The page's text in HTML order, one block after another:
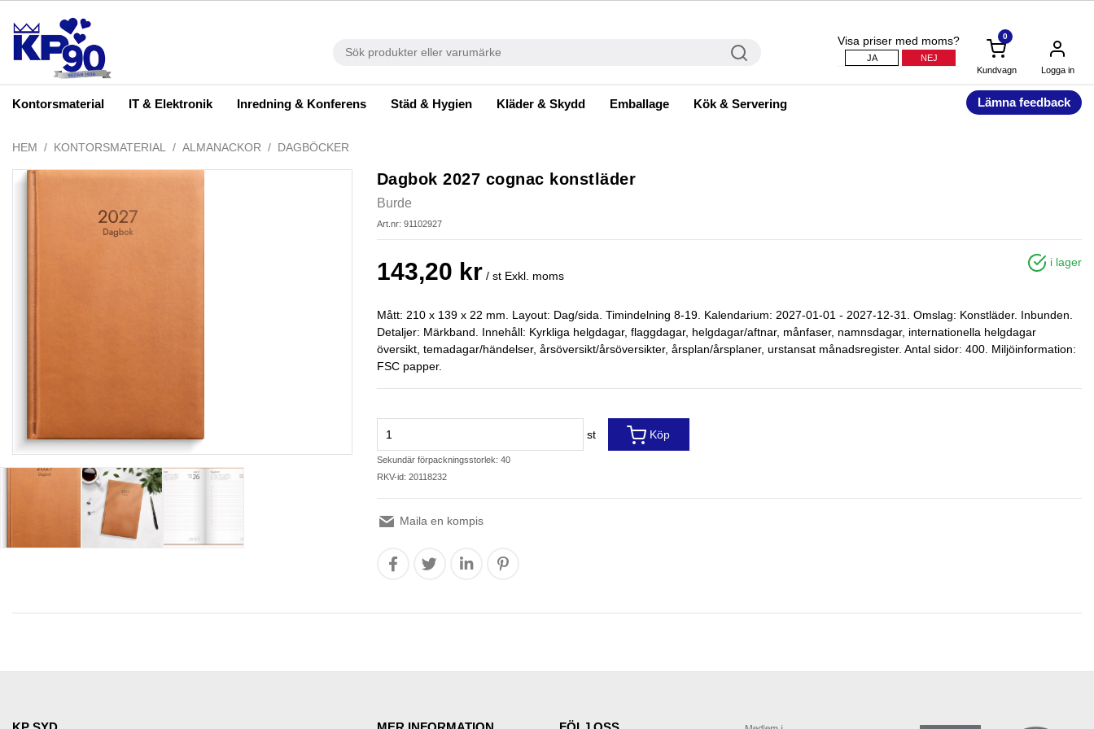
Visa priser med moms?
JA NEJ
0
Kundvagn Logga in
Kontorsmaterial IT & Elektronik Inredning & Konferens Städ & Hygien Kläder & Skydd Emballage Kök & Servering Lämna feedback
HEM KONTORSMATERIAL ALMANACKOR DAGBÖCKER
Dagbok 2027 cognac konstläder
Burde
Art.nr: 91102927
143,20 kr / st Exkl. moms
i lager
Mått: 210 x 139 x 22 mm. Layout: Dag/sida. Timindelning 8-19. Kalendarium: 2027-01-01 - 2027-12-31. Omslag: Konstläder. Inbunden.
Detaljer: Märkband. Innehåll: Kyrkliga helgdagar, flaggdagar, helgdagar/aftnar, månfaser, namnsdagar, internationella helgdagar
översikt, temadagar/händelser, årsöversikt/årsöversikter, årsplan/årsplaner, urstansat månadsregister. Antal sidor: 400. Miljöinformation:
FSC papper.
st
Sekundär förpackningsstorlek: 40
RKV-id: 20118232
Köp
Maila en kompis